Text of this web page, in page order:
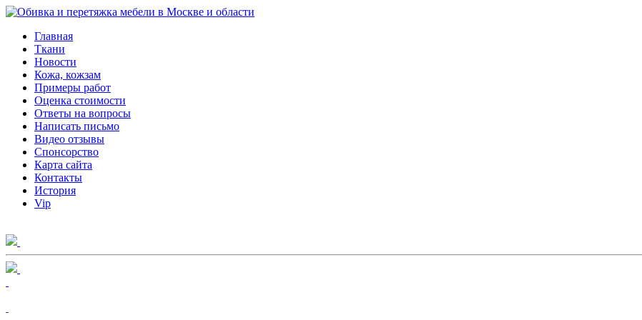
Главная
Ткани
Новости
Кожа, кожзам
Примеры работ
Оценка стоимости
Ответы на вопросы
Написать письмо
Видео отзывы
Спонсорство
Карта сайта
Контакты
История
Vip